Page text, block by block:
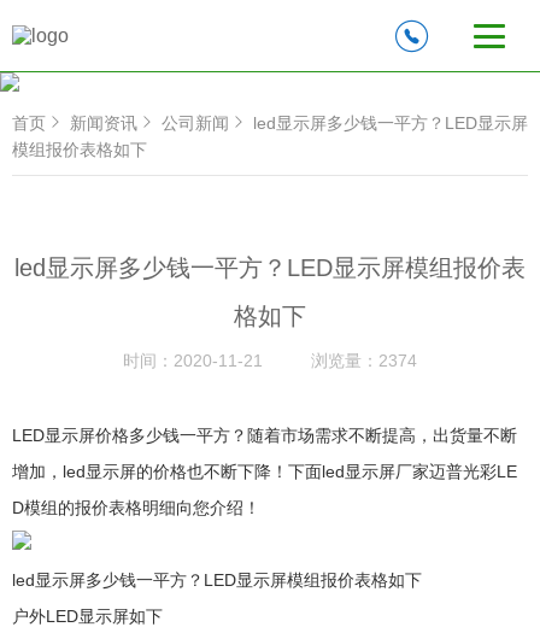
首页 新闻资讯 公司新闻
led显示屏多少钱一平方？LED显示屏
模组报价表格如下
led显示屏多少钱一平方？LED显示屏模组报价表
格如下
时间： 2020-11-21 浏览量： 2374
LED显示屏价格多少钱一平方？随着市场需求不断提高，出货量不断
增加，led显示屏的价格也不断下降！下面led显示屏厂家迈普光彩LE
D模组的报价表格明细向您介绍！
led显示屏多少钱一平方？LED显示屏模组报价表格如下
户外LED显示屏如下